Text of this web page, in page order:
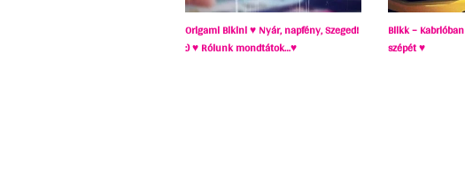
Origami Bikini ♥ Nyár, napfény, Szeged!
:) ♥ Rólunk mondtátok…♥
Blikk –
szépét ♥